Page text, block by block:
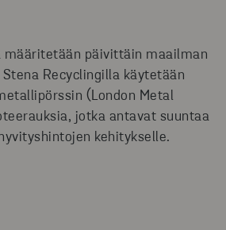
määritetään päivittäin maailman
Recyclingilla käytetään
(London Metal
jotka antavat suuntaa
kehitykselle.